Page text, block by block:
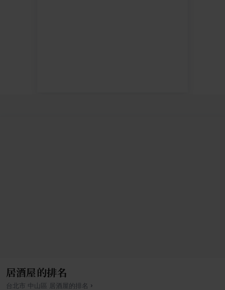
居酒屋的排名
台北市 中山區 居酒屋 的排名 ›